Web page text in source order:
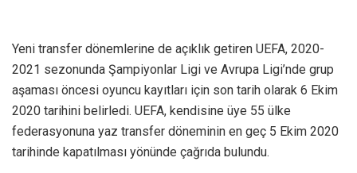
Yeni transfer dönemlerine de açıklık getiren UEFA, 2020-
2021 sezonunda Şampiyonlar Ligi ve Avrupa Ligi’nde grup
aşaması öncesi oyuncu kayıtları için son tarih olarak 6 Ekim
2020 tarihini belirledi. UEFA, kendisine üye 55 ülke
federasyonuna yaz transfer döneminin en geç 5 Ekim 2020
tarihinde kapatılması yönünde çağrıda bulundu.